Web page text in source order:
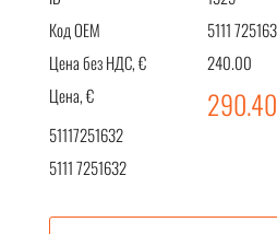
Код OEM
5111
Цена без НДС, €
240.00
Цена, €
290.40
51117251632
5111 7251632